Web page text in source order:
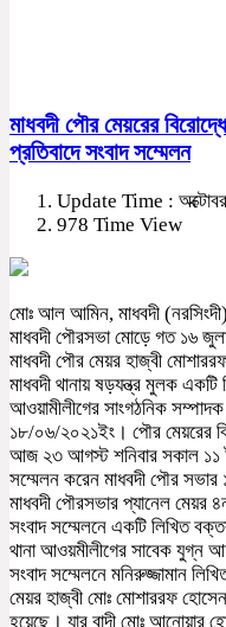
মাধবদী পৌর মেয়রের
প্রতিবাদে সংবাদ সম্মেলন
Update Time :
978 Time View
মোঃ আল আমিন, মাধবদী (নরসিংদী)
মাধবদী পৌরসভা মোড়ে গত ১৬
মাধবদী পৌর মেয়র হাজ্বী
মাধবদী থানায় ষড়যন্ত্র মুলক একটি
আওয়ামীলীগের সাংগঠনিক
১৮/০৬/২০২১ইং। পৌর মেয়রের
আজ ২৩ আগস্ট শনিবার সকাল ১১
সম্মেলন করেন মাধবদী পৌর সভার
মাধবদী পৌরসভার প্যানেল মেয়র
সংবাদ সম্মেলনে একটি লিখিত
থানা আওয়মীলীগের সাবেক যুগ্ন
সংবাদ সম্মেলনে মনিরুজ্জামান
মেয়র হাজ্বী মোঃ মোশাররফ
হয়েছে। যার বাদী মোঃ আনোয়ার